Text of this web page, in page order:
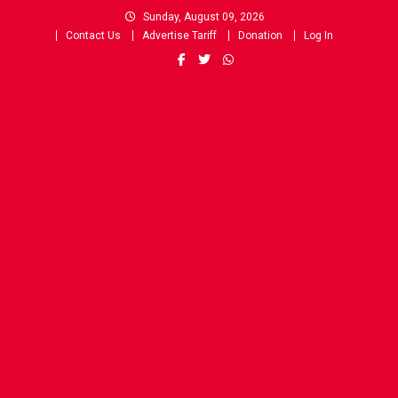
Sunday, August 09, 2026
Contact Us
Advertise Tariff Donation Log In